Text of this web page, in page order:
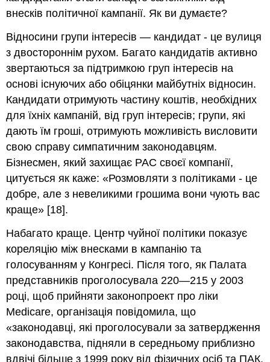
внесків політичної кампанії. Як ви думаєте?
Відносини групи інтересів — кандидат - це вулиця
з двостороннім рухом. Багато кандидатів активно
звертаються за підтримкою груп інтересів на
основі існуючих або обіцянки майбутніх відносин.
Кандидати отримують частину коштів, необхідних
для їхніх кампаній, від груп інтересів; групи, які
дають їм гроші, отримують можливість висловити
свою справу симпатичним законодавцям.
Бізнесмен, який захищає PAC своєї компанії,
цитується як каже: «Розмовляти з політиками - це
добре, але з невеликими грошима вони чують вас
краще» [18].
Набагато краще. Центр чуйної політики показує
кореляцію між внесками в кампанію та
голосуванням у Конгресі. Після того, як Палата
представників проголосувала 220—215 у 2003
році, щоб прийняти законопроект про ліки
Medicare, організація повідомила, що
«законодавці, які проголосували за затвердження
законодавства, підняли в середньому приблизно
вдвічі більше з 1999 року від фізичних осіб та ПАК,